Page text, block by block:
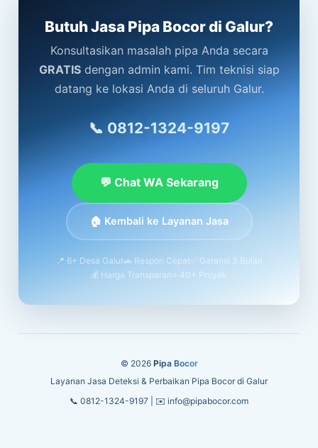
Butuh Jasa Pipa Bocor di Galur?
Konsultasikan masalah pipa Anda secara
GRATISdengan admin kami. Tim teknisi siap
datang ke lokasi Anda di seluruh Galur.
📞 0812-1324-9197
💬 Chat WA Sekarang
🏠 Kembali ke Layanan Jasa
📍 6+ Desa Galur🚗 Respon Cepat✅ Garansi 3 Bulan
💰 Harga Transparan⭐ 40+ Proyek
© 2026 Pipa Bocor
Layanan Jasa Deteksi & Perbaikan Pipa Bocor di Galur
📞 0812-1324-9197 | ✉️ info@pipabocor.com